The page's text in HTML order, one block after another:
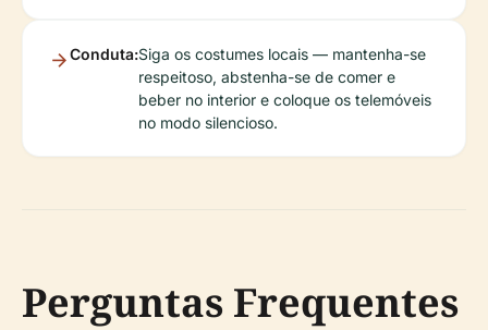
Conduta:Siga os costumes locais — mantenha-se
respeitoso, abstenha-se de comer e
beber no interior e coloque os telemóveis
no modo silencioso.
Perguntas Frequentes